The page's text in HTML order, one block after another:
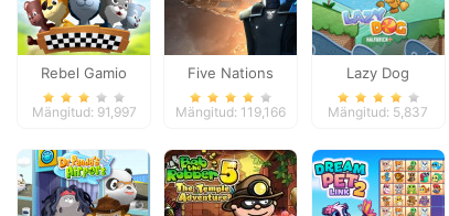
Rebel Gamio
Mängitud: 91,997
Five Nations
Mängitud: 119,166
Lazy Dog
Mängitud: 5,837